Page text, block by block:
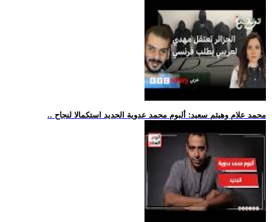
.. محمد علام وهيثم سعيد: ألبوم محمد عدوية الجديد استكمالا لنجاح